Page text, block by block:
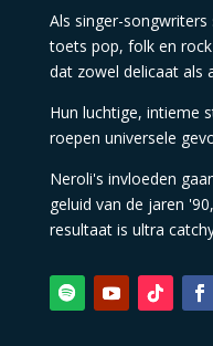
Als singer-
toets pop, folk en
dat zowel delicaat als
Hun luchtige, intieme
roepen universele
Neroli's invloeden
geluid van de jaren
resultaat is ultra